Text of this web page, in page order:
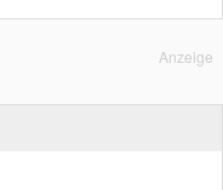
Anzeige